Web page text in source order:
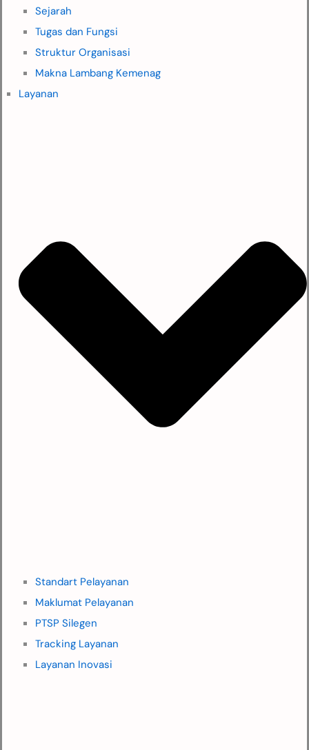
Sejarah
Tugas dan Fungsi
Struktur Organisasi
Makna Lambang Kemenag
Layanan
Standart Pelayanan
Maklumat Pelayanan
PTSP Silegen
Tracking Layanan
Layanan Inovasi